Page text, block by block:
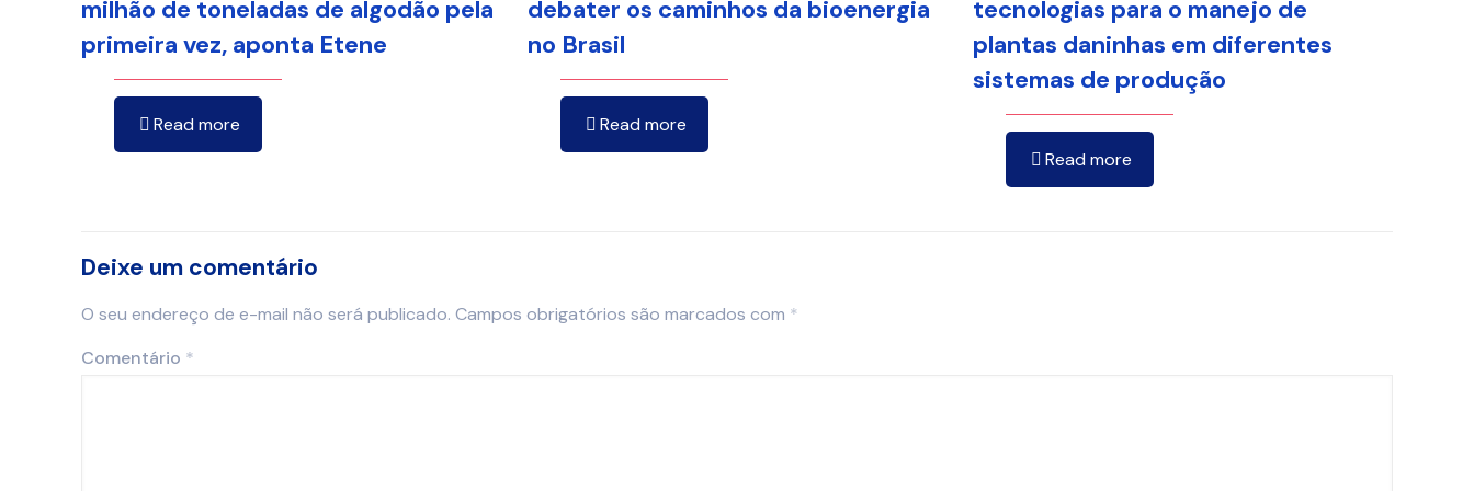
milhão de toneladas de algodão pela
primeira vez, aponta Etene
Read more
debater os caminhos da bioenergia
no Brasil
Read more
tecnologias para o manejo de
plantas daninhas em diferentes
sistemas de produção
Read more
Deixe um comentário
O seu endereço de e-mail não será publicado. Campos obrigatórios são marcados com *
Comentário *